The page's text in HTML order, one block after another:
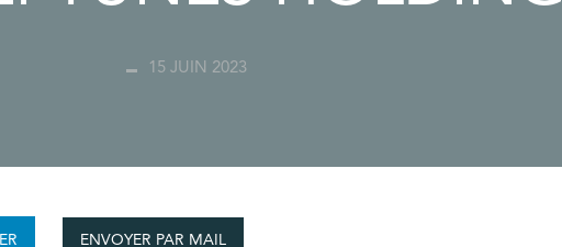
15 JUIN 2023
ENVOYER PAR MAIL